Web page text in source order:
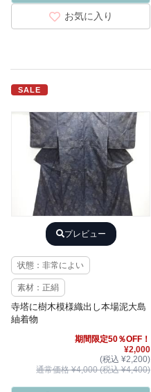
お気に入り
SALE
プレビュー
状態：非常によい
素材：正絹
寺塔に樹木模様織出し本場泥大島
紬着物
期間限定50％OFF！
¥2,000
(税込 ¥2,200)
通常価格 ¥4,000 (税込 ¥4,400)